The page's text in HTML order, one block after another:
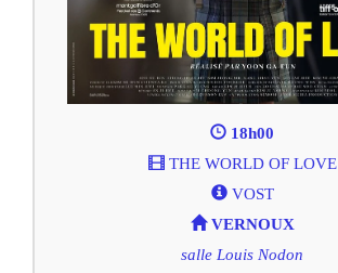
18h00
THE WORLD OF LOVE
VOST
VERNOUX
salle Louis Nodon